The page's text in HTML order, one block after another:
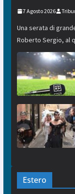
7 Agosto 2026
Una serata di
Roberto Sergio, al
Estero